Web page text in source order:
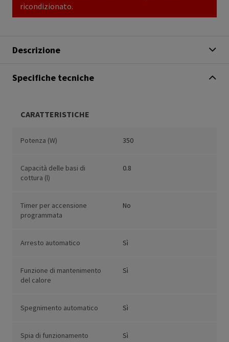
ricondizionato.
Descrizione
Specifiche tecniche
CARATTERISTICHE
Potenza (W) 350
Capacità delle basi di
cottura (l)
0.8
Timer per accensione
programmata
No
Arresto automatico Sì
Funzione di mantenimento
del calore
Sì
Spegnimento automatico Sì
Spia di funzionamento Sì